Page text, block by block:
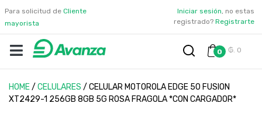
Para solicitud de Cliente
mayorista
Iniciar sesión, no estas
registrado? Registrarte
0 ₲. 0
HOME/ CELULARES / CELULAR MOTOROLA EDGE 50 FUSION
XT2429-1 256GB 8GB 5G ROSA FRAGOLA *CON CARGADOR*